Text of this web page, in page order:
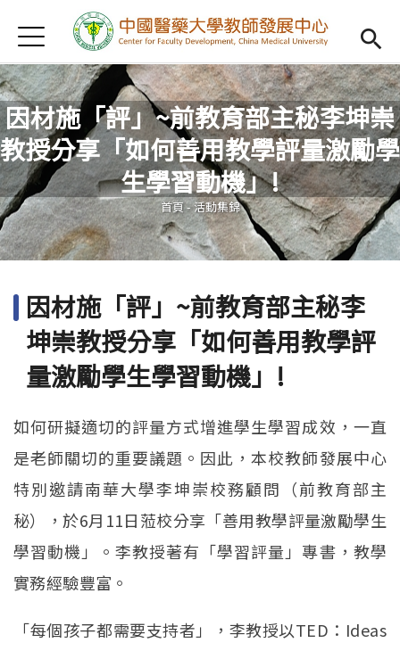
首頁
Open
認識我們
Open
教學研習
Open
新進教師
Open
傑出教授
Open
教師專業社群
Open
借用項目
AI專區
Jump to Navigation
Jump to Main content
因材施「評」~前教育部主秘李坤崇
教授分享「如何善用教學評量激勵學
生學習動機」!
您在這裡
首頁-活動集錦
因材施「評」~前教育部主秘李
坤崇教授分享「如何善用教學評
量激勵學生學習動機」!
如何研擬適切的評量方式增進學生學習成效，一直
是老師關切的重要議題。因此，本校教師發展中心
特別邀請南華大學李坤崇校務顧問（前教育部主
秘），於6月11日蒞校分享「善用教學評量激勵學生
學習動機」。李教授著有「學習評量」專書，教學
實務經驗豐富。
「每個孩子都需要支持者」，李教授以TED：Ideas